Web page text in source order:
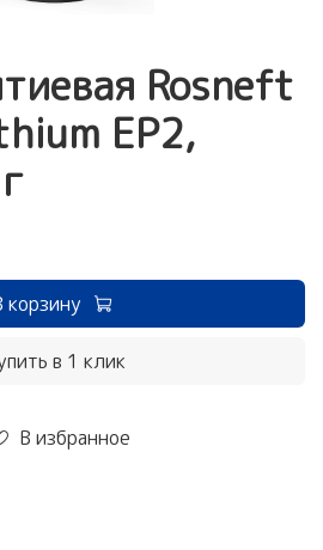
Rosneft
EP2,
В избранное
корзину
в 1 клик